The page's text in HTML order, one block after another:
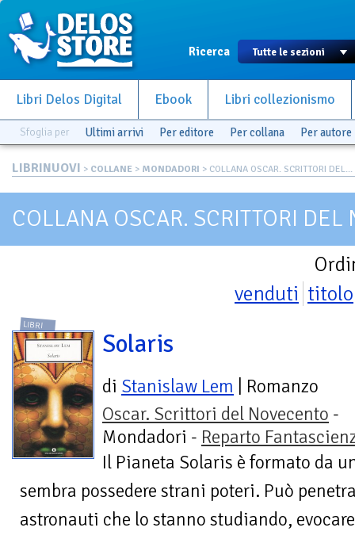
Ricerca
Libri Delos Digital Ebook Libri collezionismo
Sfoglia per Ultimi arrivi Per editore Per collana Per autore
LIBRINUOVI > COLLANE > MONDADORI > COLLANA OSCAR. SCRITTORI DEL...
COLLANA OSCAR. SCRITTORI DEL
venduti titolo
LIBRI
Solaris
di Stanislaw Lem | Romanzo
Oscar. Scrittori del Novecento -
Mondadori - Reparto
Il Pianeta Solaris è formato da
sembra possedere strani poteri. Può
astronauti che lo stanno studiando,